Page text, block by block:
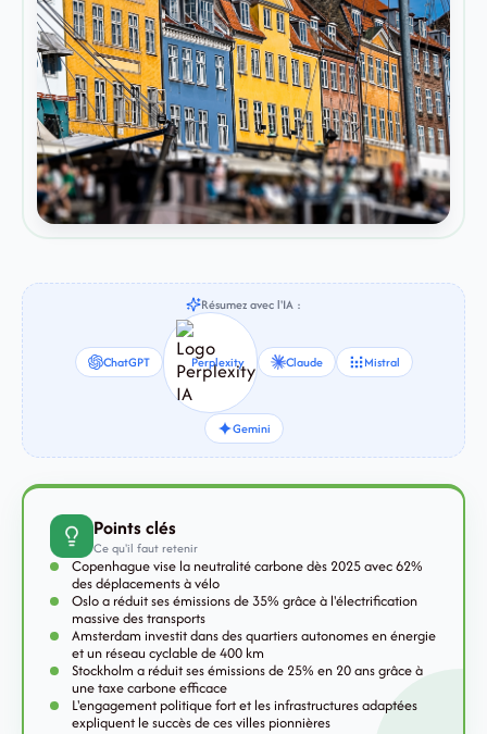
Résumez avec l'IA :
ChatGPT Perplexity Claude Mistral
Gemini
Points clés
Ce qu'il faut retenir
Copenhague vise la neutralité carbone dès 2025 avec 62%
des déplacements à vélo
Oslo a réduit ses émissions de 35% grâce à l'électrification
massive des transports
Amsterdam investit dans des quartiers autonomes en énergie
et un réseau cyclable de 400 km
Stockholm a réduit ses émissions de 25% en 20 ans grâce à
une taxe carbone efficace
L'engagement politique fort et les infrastructures adaptées
expliquent le succès de ces villes pionnières